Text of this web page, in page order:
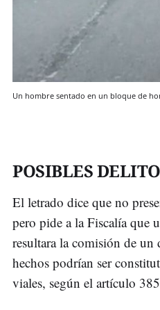
Un hombre sentado en un bloque de
POSIBLES
El letrado dice que no
pero pide a la Fiscalía que
resultara la comisión de
hechos podrían ser
viales, según el artículo